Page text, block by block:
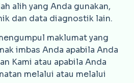
alih yang Anda gunakan,
dan data diagnostik lain.
maklumat yang
imbas Anda apabila Anda
Kami atau apabila Anda
melalui atau melalui